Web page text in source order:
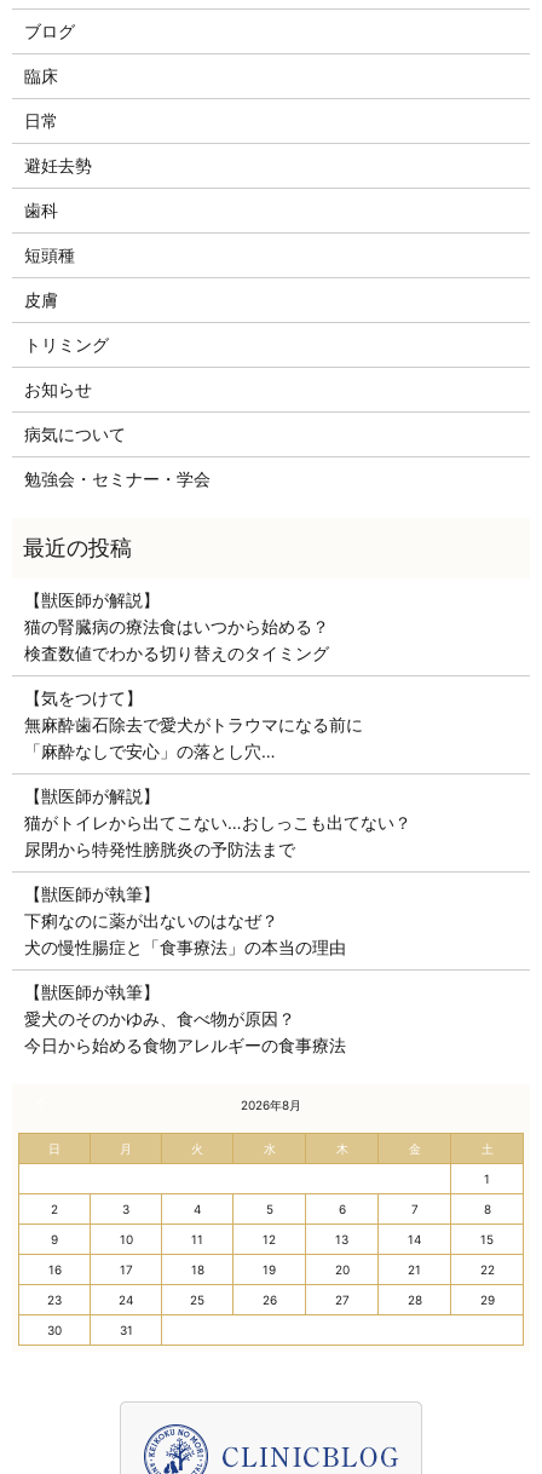
ブログ
臨床
日常
避妊去勢
歯科
短頭種
皮膚
トリミング
お知らせ
病気について
勉強会・セミナー・学会
【獣医師が解説】
猫の腎臓病の療法食はいつから始める？
検査数値でわかる切り替えのタイミング
【気をつけて】
無麻酔歯石除去で愛犬がトラウマになる前に
「麻酔なしで安心」の落とし穴…
【獣医師が解説】
猫がトイレから出てこない…おしっこも出てない？
尿閉から特発性膀胱炎の予防法まで
【獣医師が執筆】
下痢なのに薬が出ないのはなぜ？
犬の慢性腸症と「食事療法」の本当の理由
【獣医師が執筆】
愛犬のそのかゆみ、食べ物が原因？
今日から始める食物アレルギーの食事療法
2026年8月
日 月 火 水 木 金 土
1
2 3 4 5 6 7 8
9 10 11 12 13 14 15
16 17 18 19 20 21 22
23 24 25 26 27 28 29
30 31